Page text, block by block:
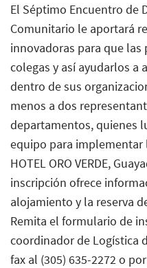
El Séptimo Encuentro de
Comunitario le aportará
innovadoras para que
colegas y así ayudarlos a
dentro de sus
menos a dos
departamentos, quienes
equipo para
HOTEL ORO VERDE,
inscripción ofrece
alojamiento y la reserva
Remita el formulario de
coordinador de Logística
fax al (305) 635-2272 o